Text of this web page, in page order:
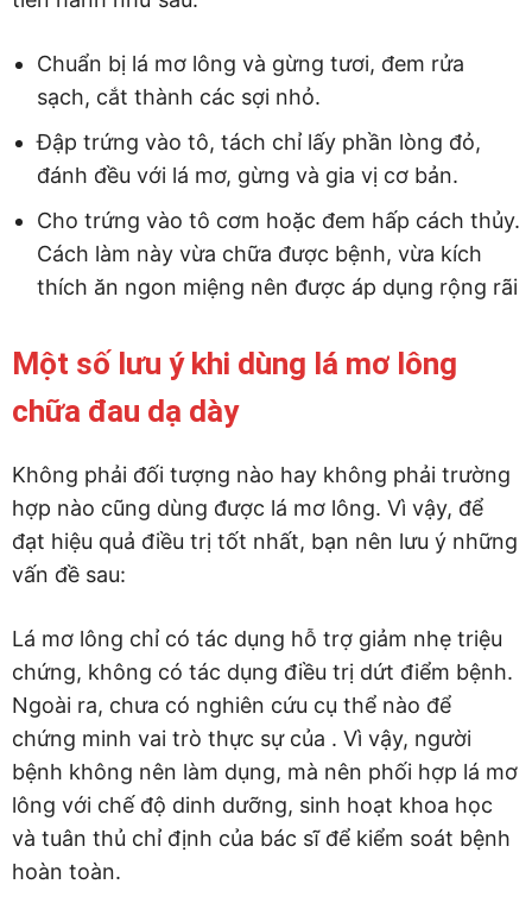
Chuẩn bị lá mơ lông và gừng tươi, đem rửa
sạch, cắt thành các sợi nhỏ.
Đập trứng vào tô, tách chỉ lấy phần lòng đỏ,
đánh đều với lá mơ, gừng và gia vị cơ bản.
Cho trứng vào tô cơm hoặc đem hấp cách thủy.
Cách làm này vừa chữa được bệnh, vừa kích
thích ăn ngon miệng nên được áp dụng rộng rãi
Một số lưu ý khi dùng lá mơ lông
chữa đau dạ dày
Không phải đối tượng nào hay không phải trường
hợp nào cũng dùng được lá mơ lông. Vì vậy, để
đạt hiệu quả điều trị tốt nhất, bạn nên lưu ý những
vấn đề sau:
Lá mơ lông chỉ có tác dụng hỗ trợ giảm nhẹ triệu
chứng, không có tác dụng điều trị dứt điểm bệnh.
Ngoài ra, chưa có nghiên cứu cụ thể nào để
chứng minh vai trò thực sự của . Vì vậy, người
bệnh không nên làm dụng, mà nên phối hợp lá mơ
lông với chế độ dinh dưỡng, sinh hoạt khoa học
và tuân thủ chỉ định của bác sĩ để kiểm soát bệnh
hoàn toàn.